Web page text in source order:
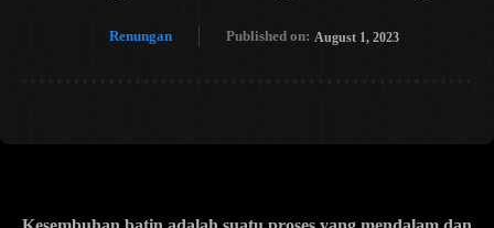
Renungan Published on: August 1, 2023